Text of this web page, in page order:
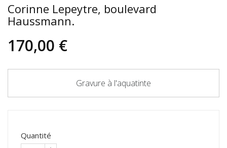
Corinne Lepeytre, boulevard
Haussmann.
170,00 €
Gravure à l'aquatinte
Quantité